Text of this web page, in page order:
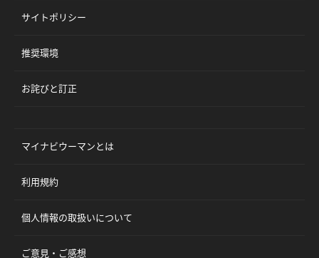
サイトポリシー
推奨環境
お詫びと訂正
マイナビウーマンとは
利用規約
個人情報の取扱いについて
ご意見・ご感想